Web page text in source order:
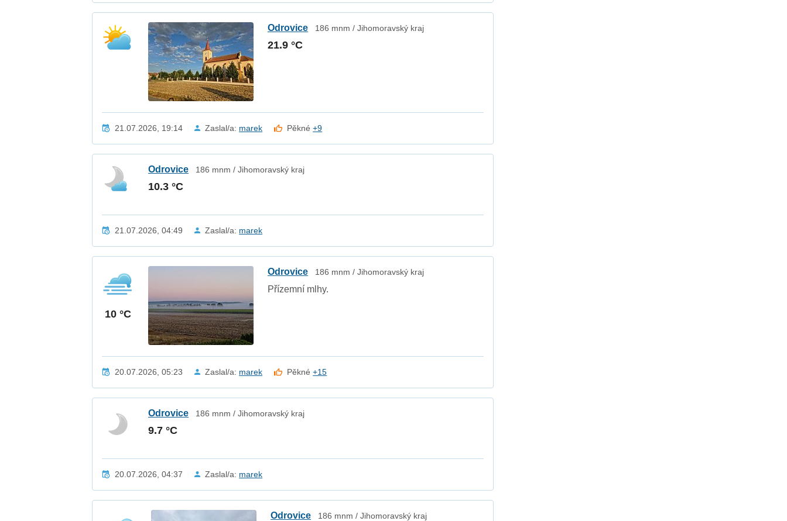
Odrovice 186 mnm / Jihomoravský kraj
21.9 °C
21.07.2026, 19:14 Zaslal/a: marek Pěkné+9
Odrovice 186 mnm / Jihomoravský kraj
10.3 °C
21.07.2026, 04:49 Zaslal/a: marek
10 °C
Odrovice 186 mnm / Jihomoravský kraj
Přízemní mlhy.
20.07.2026, 05:23 Zaslal/a: marek Pěkné+15
Odrovice 186 mnm / Jihomoravský kraj
9.7 °C
20.07.2026, 04:37 Zaslal/a: marek
Odrovice 186 mnm / Jihomoravský kraj